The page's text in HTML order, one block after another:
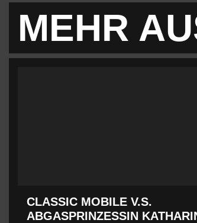
MEHR
CLASSIC MOBILE V.S.
ABGASPRINZESSIN